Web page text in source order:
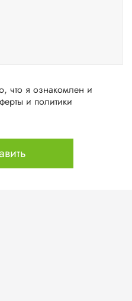
что я ознакомлен и